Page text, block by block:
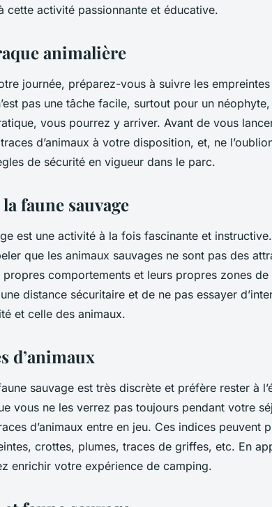
cette activité passionnante et éducative.
animalière
journée, préparez-vous à suivre les
pas une tâche facile, surtout pour un
vous pourrez y arriver. Avant de vous
d’animaux à votre disposition, et, ne
de sécurité en vigueur dans le parc.
faune sauvage
est une activité à la fois fascinante et
que les animaux sauvages ne sont pas des
comportements et leurs propres zones
distance sécuritaire et de ne pas essayer
et celle des animaux.
d’animaux
sauvage est très discrète et préfère rester à
vous ne les verrez pas toujours pendant votre
d’animaux entre en jeu. Ces indices peuvent
crottes, plumes, traces de griffes, etc. En
enrichir votre expérience de camping.